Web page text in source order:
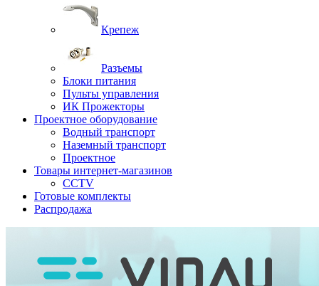
Крепеж
Разъемы
Блоки питания
Пульты управления
ИК Прожекторы
Проектное оборудование
Водный транспорт
Наземный транспорт
Проектное
Товары интернет-магазинов
CCTV
Готовые комплекты
Распродажа